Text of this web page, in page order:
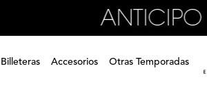
Billeteras Accesorios Otras Temporadas